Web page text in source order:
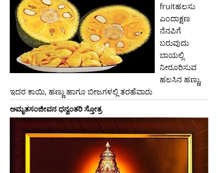
fruitಹಲಸು
ಎಂದಾಕ್ಷಣ
ನೆನಪಿಗೆ
ಬರುವುದು
ಬಾಯಲ್ಲಿ
ನೀರೂರಿಸುವ
ಹಲಸಿನ ಹಣ್ಣು,
ಇದರ ಕಾಯಿ, ಹಣ್ಣು ಹಾಗೂ ಬೀಜಗಳಲ್ಲಿ ತರಹೆವಾರು
ಅಮೃತಸಂಜೀವನ ಧನ್ವಂತರಿ ಸ್ತೋತ್ರ